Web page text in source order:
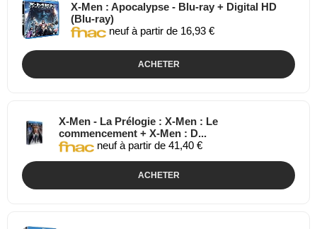
X-Men : Apocalypse - Blu-ray + Digital HD
(Blu-ray)
neuf à partir de 16,93 €
ACHETER
X-Men - La Prélogie : X-Men : Le
commencement + X-Men : D...
neuf à partir de 41,40 €
ACHETER